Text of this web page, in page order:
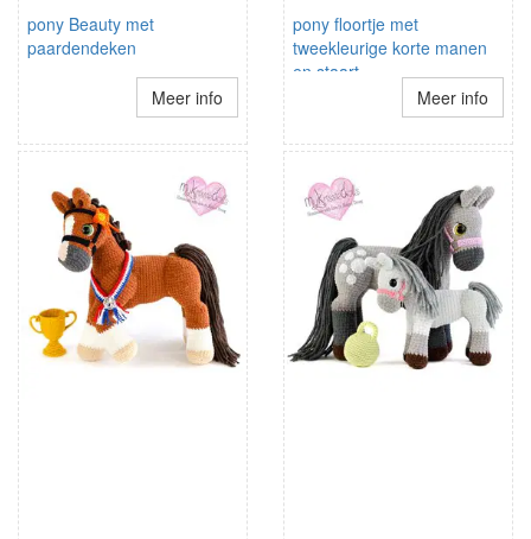
pony Beauty met
paardendeken
Meer info
pony floortje met
tweekleurige korte manen
en staart
Meer info